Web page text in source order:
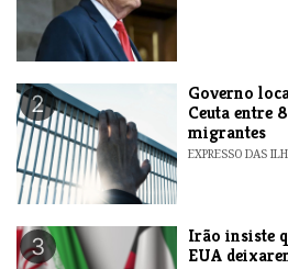
2
​Governo
Ceuta entre
migrantes
EXPRESSO DAS
3
​Irão insiste
EUA